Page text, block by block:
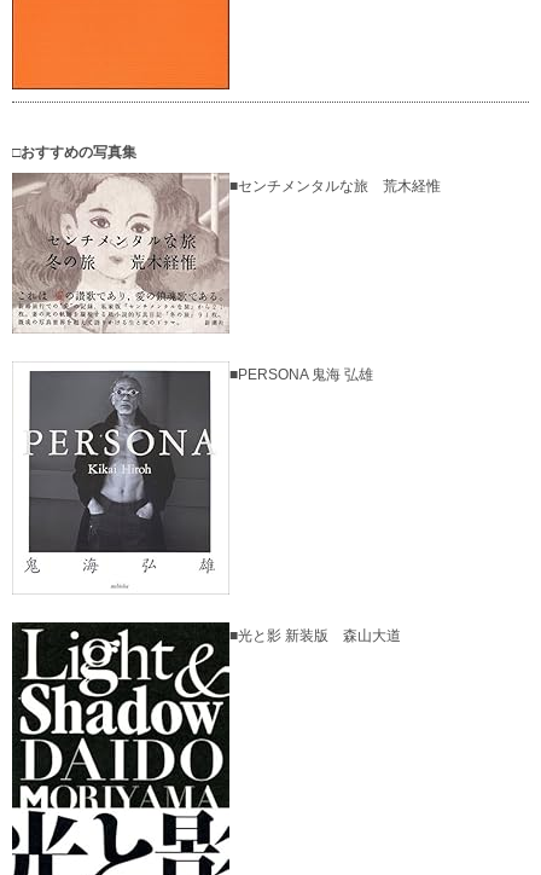
□おすすめの写真集
■センチメンタルな旅 荒木経惟
■PERSONA 鬼海 弘雄
■光と影 新装版 森山大道